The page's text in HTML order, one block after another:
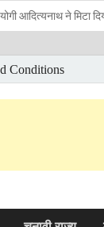
ने मिटा दिया
बैठक
लिए 14 करोड़ की
Conditions